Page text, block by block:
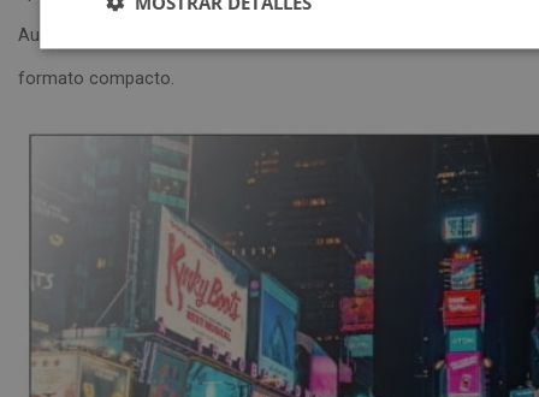
Audio de 20 W, ofrecen una experiencia muy completa en un
formato compacto.